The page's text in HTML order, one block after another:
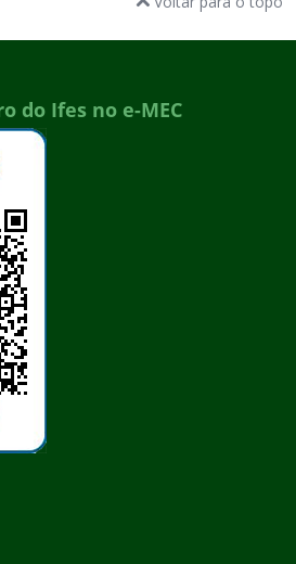
do Ifes no e-MEC